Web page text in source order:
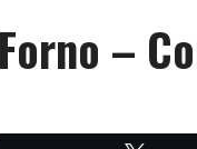
public_html/wp-
–